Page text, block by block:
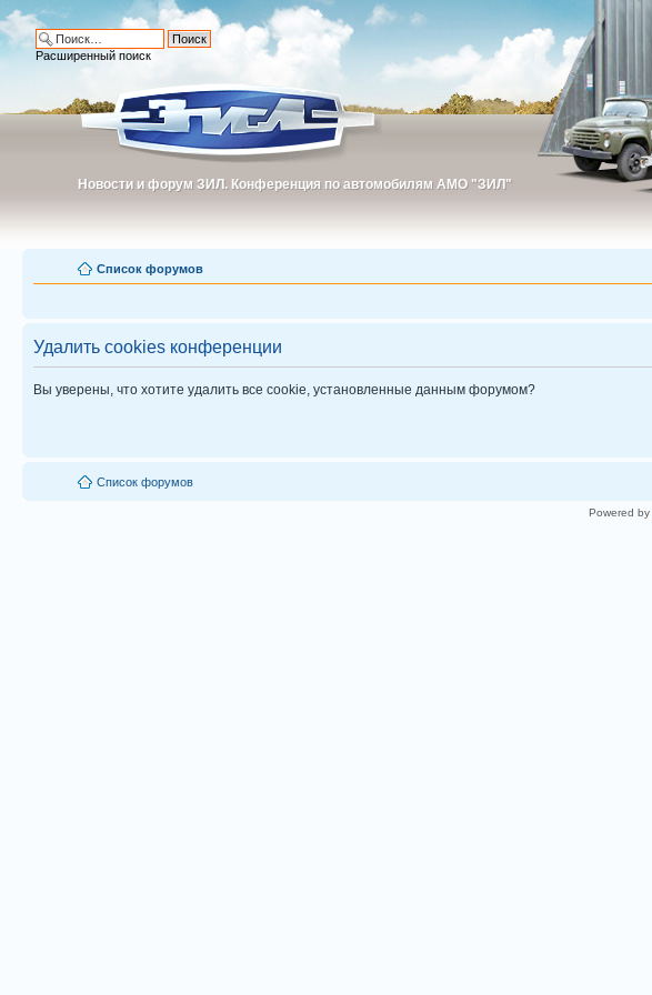
Новости и форум ЗИЛ. Конференция по автомобилям АМО "ЗИЛ"
Новости и форум ЗИЛ. Конференция по автомобилям АМО "ЗИЛ"
Расширенный поиск
Список форумов
Удалить cookies конференции
Вы уверены, что хотите удалить все cookie, установленные данным форумом?
Список форумов
Powered by